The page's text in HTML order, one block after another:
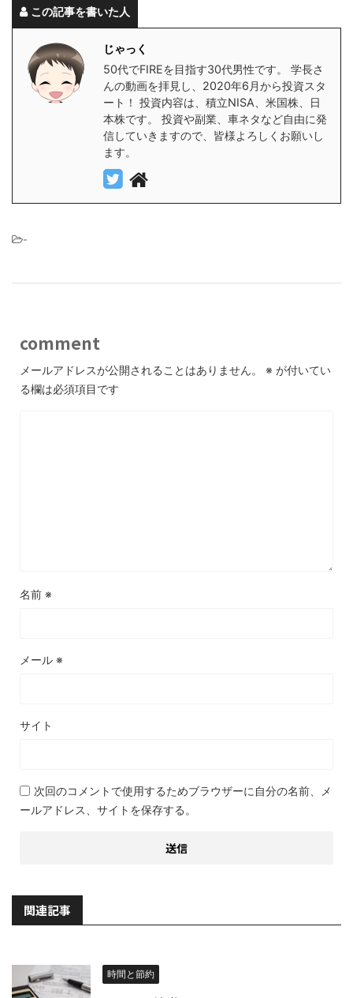
この記事を書いた人
じゃっく
50代でFIREを目指す30代男性です。 学長さ
んの動画を拝見し、2020年6月から投資スタ
ート！ 投資内容は、積立NISA、米国株、日
本株です。 投資や副業、車ネタなど自由に発
信していきますので、皆様よろしくお願いし
ます。
-
comment
メールアドレスが公開されることはありません。 ※ が付いてい
る欄は必須項目です
名前 ※
メール ※
サイト
次回のコメントで使用するためブラウザーに自分の名前、メ
ールアドレス、サイトを保存する。
関連記事
時間と節約